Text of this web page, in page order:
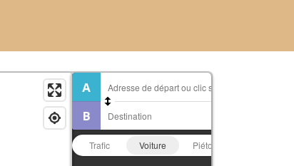
Trafic Voiture Piéton